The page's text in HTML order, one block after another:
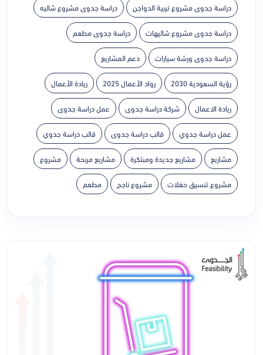
دراسة جدوى مشروع تربية الدواجن دراسة جدوى مشروع شاليه
دراسة جدوى مشروع شاليهات دراسة جدوى مطعم
دراسة جدوى ورشة سيارات دعم المشاريع
رؤية السعودية 2030 رواد الأعمال 2025 ريادة الأعمال
ريادة الاعمال شركة دراسة جدوى عمل دراسة جدوى
عمل دراسة جدوي قالب دراسة جدوى قالب دراسة جدوي
مشاريع مشاريع جديدة ومبتكرة مشاريع مربحة مشروع
مشروع تنسيق حفلات مشروع ناجح مطعم